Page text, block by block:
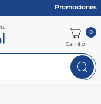
Promociones
Carrito
0